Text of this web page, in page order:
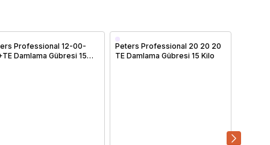
Professional 12-00-
Damlama Gübresi 15
Peters Professional 20 20 20
TE Damlama Gübresi 15 Kilo